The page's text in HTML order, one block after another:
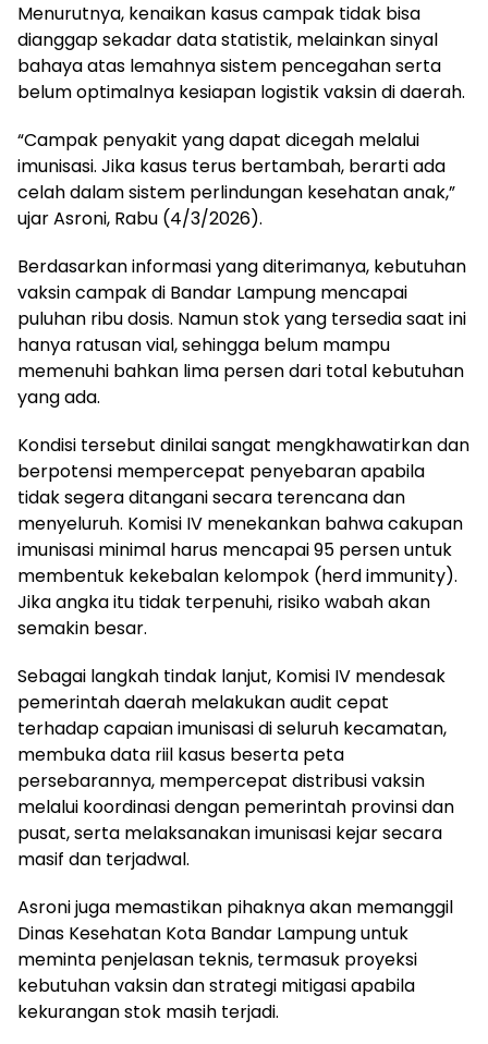
Menurutnya, kenaikan kasus campak tidak bisa
dianggap sekadar data statistik, melainkan sinyal
bahaya atas lemahnya sistem pencegahan serta
belum optimalnya kesiapan logistik vaksin di daerah.
“Campak penyakit yang dapat dicegah melalui
imunisasi. Jika kasus terus bertambah, berarti ada
celah dalam sistem perlindungan kesehatan anak,”
ujar Asroni, Rabu (4/3/2026).
Berdasarkan informasi yang diterimanya, kebutuhan
vaksin campak di Bandar Lampung mencapai
puluhan ribu dosis. Namun stok yang tersedia saat ini
hanya ratusan vial, sehingga belum mampu
memenuhi bahkan lima persen dari total kebutuhan
yang ada.
Kondisi tersebut dinilai sangat mengkhawatirkan dan
berpotensi mempercepat penyebaran apabila
tidak segera ditangani secara terencana dan
menyeluruh. Komisi IV menekankan bahwa cakupan
imunisasi minimal harus mencapai 95 persen untuk
membentuk kekebalan kelompok (herd immunity).
Jika angka itu tidak terpenuhi, risiko wabah akan
semakin besar.
Sebagai langkah tindak lanjut, Komisi IV mendesak
pemerintah daerah melakukan audit cepat
terhadap capaian imunisasi di seluruh kecamatan,
membuka data riil kasus beserta peta
persebarannya, mempercepat distribusi vaksin
melalui koordinasi dengan pemerintah provinsi dan
pusat, serta melaksanakan imunisasi kejar secara
masif dan terjadwal.
Asroni juga memastikan pihaknya akan memanggil
Dinas Kesehatan Kota Bandar Lampung untuk
meminta penjelasan teknis, termasuk proyeksi
kebutuhan vaksin dan strategi mitigasi apabila
kekurangan stok masih terjadi.